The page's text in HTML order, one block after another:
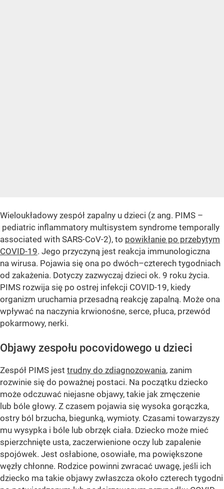
Wieloukładowy zespół zapalny u dzieci (z ang. PIMS –
pediatric inflammatory multisystem syndrome temporally
associated with SARS-CoV-2), to powikłanie po przebytym
COVID-19. Jego przyczyną jest reakcja immunologiczna
na wirusa. Pojawia się ona po dwóch–czterech tygodniach
od zakażenia. Dotyczy zazwyczaj dzieci ok. 9 roku życia.
PIMS rozwija się po ostrej infekcji COVID-19, kiedy
organizm uruchamia przesadną reakcję zapalną. Może ona
wpływać na naczynia krwionośne, serce, płuca, przewód
pokarmowy, nerki.
Objawy zespołu pocovidowego u dzieci
Zespół PIMS jest trudny do zdiagnozowania, zanim
rozwinie się do poważnej postaci. Na początku dziecko
może odczuwać niejasne objawy, takie jak zmęczenie
lub bóle głowy. Z czasem pojawia się wysoka gorączka,
ostry ból brzucha, biegunką, wymioty. Czasami towarzyszy
mu wysypka i bóle lub obrzęk ciała. Dziecko może mieć
spierzchnięte usta, zaczerwienione oczy lub zapalenie
spojówek. Jest osłabione, osowiałe, ma powiększone
węzły chłonne. Rodzice powinni zwracać uwagę, jeśli ich
dziecko ma takie objawy zwłaszcza około czterech tygodni